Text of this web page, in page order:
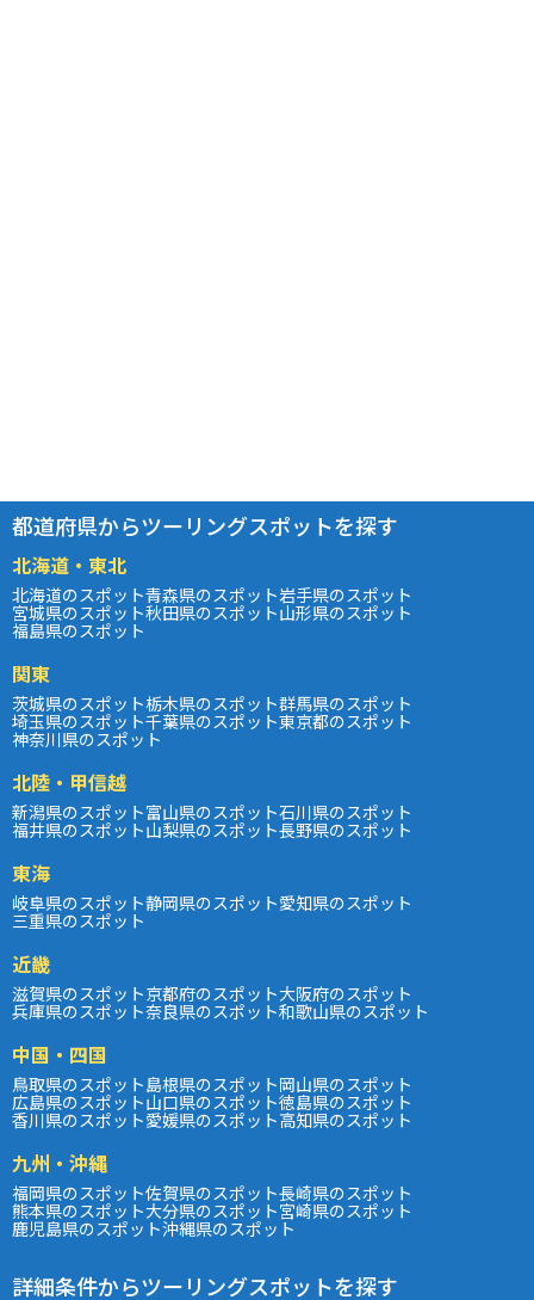
都道府県からツーリングスポットを探す
北海道・東北
北海道のスポット青森県のスポット岩手県のスポット
宮城県のスポット秋田県のスポット山形県のスポット
福島県のスポット
関東
茨城県のスポット栃木県のスポット群馬県のスポット
埼玉県のスポット千葉県のスポット東京都のスポット
神奈川県のスポット
北陸・甲信越
新潟県のスポット富山県のスポット石川県のスポット
福井県のスポット山梨県のスポット長野県のスポット
東海
岐阜県のスポット静岡県のスポット愛知県のスポット
三重県のスポット
近畿
滋賀県のスポット京都府のスポット大阪府のスポット
兵庫県のスポット奈良県のスポット和歌山県のスポット
中国・四国
鳥取県のスポット島根県のスポット岡山県のスポット
広島県のスポット山口県のスポット徳島県のスポット
香川県のスポット愛媛県のスポット高知県のスポット
九州・沖縄
福岡県のスポット佐賀県のスポット長崎県のスポット
熊本県のスポット大分県のスポット宮崎県のスポット
鹿児島県のスポット沖縄県のスポット
詳細条件からツーリングスポットを探す